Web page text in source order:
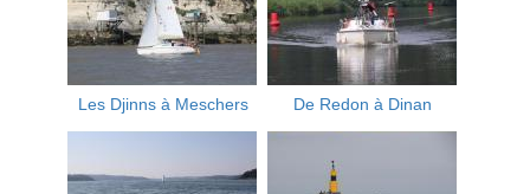
Les Djinns à Meschers De Redon à Dinan